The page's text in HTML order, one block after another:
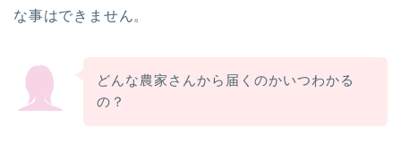
な事はできません。
どんな農家さんから届くのかいつわかる
の？